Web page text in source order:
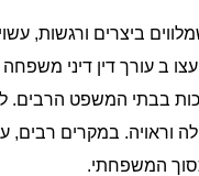
ביצרים ורגשות,
ב עורך דין דיני
בבתי המשפט הרבים.
וראויה. במקרים
המשפחתי.